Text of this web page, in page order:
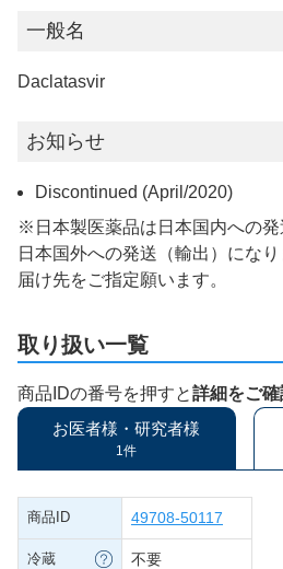
一般名
Daclatasvir
お知らせ
Discontinued (April/2020)
※日本製医薬品は日本国内への
日本国外への発送（輸出）にな
届け先をご指定願います。
取り扱い一覧
商品IDの番号を押すと詳細をご確
お医者様・研究者様
1件
商品ID 49708-50117
冷蔵 不要